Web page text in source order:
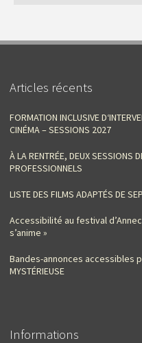
Articles récents
FORMATION INCLUSIVE
CINÉMA – SESSIONS 2027
À LA RENTRÉE, DEUX SESSIONS
PROFESSIONNELS
LISTE DES FILMS ADAPTÉS DE
Accessibilité au festival
s’anime »
Bandes-annonces accessibles
MYSTÉRIEUSE
Informations